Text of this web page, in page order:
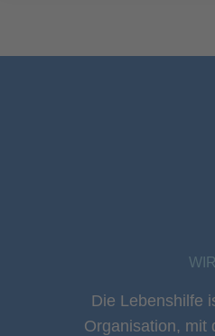
WIR
Die Lebenshilfe
Organisation, mit